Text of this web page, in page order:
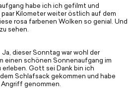
habe ich ich gefilmt und
Kilometer weiter östlich auf dem
rosa farbenen Wolken so genial. Und
sehen.
Ja, dieser Sonntag war wohl der
einen schönen Sonnenaufgang im
erleben. Gott sei Dank bin ich
Schlafsack gekommen und habe
genommen.